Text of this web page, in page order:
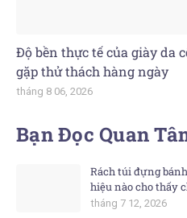
Độ bền thực tế của giày da
gặp thử thách hàng ngày
tháng 8 06, 2026
Bạn Đọc Quan
Rách túi đựng
hiệu nào cho thấy
tháng 7 12, 2026